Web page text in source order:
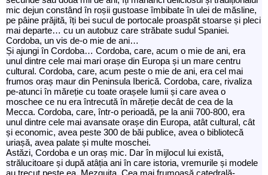
mic dejun constând în roșii gustoase îmbibate în ulei de măsline,
pe pâine prăjită, îți bei sucul de portocale proaspăt stoarse și pleci
mai departe… cu un autobuz care străbate sudul Spaniei.
Cordoba, un vis de-o mie de ani…
Și ajungi în Cordoba… Cordoba, care, acum o mie de ani, era
unul dintre cele mai mari orașe din Europa și un mare centru
cultural. Cordoba, care, acum peste o mie de ani, era cel mai
frumos oraș maur din Peninsula Iberică. Cordoba, care, rivaliza
pe-atunci în măreție cu toate orașele lumii și care avea o
moschee ce nu era întrecută în măreție decât de cea de la
Mecca. Cordoba, care, într-o perioadă, pe la anii 700-800, era
unul dintre cele mai avansate orașe din Europa, atât cultural, cât
și economic, avea peste 300 de băi publice, avea o bibliotecă
uriașă, avea palate și multe moschei.
Astăzi, Cordoba e un oraș mic. Dar în mijlocul lui există,
strălucitoare și după atâția ani în care istoria, vremurile și modele
au trecut peste ea, Mezquita. Cea mai frumoasă catedrală-